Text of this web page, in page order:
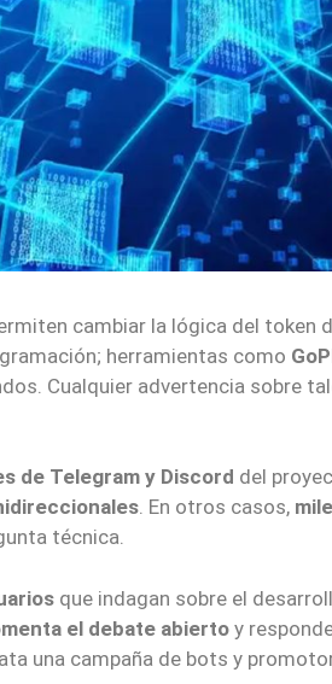
cambiar la lógica del token
herramientas como
Cualquier advertencia sobre
de Telegram y Discord del
. En otros casos,
técnica.
que indagan sobre el
el debate abierto y
una campaña de bots y